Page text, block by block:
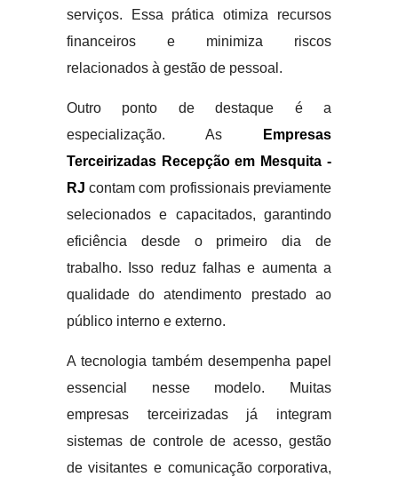
serviços. Essa prática otimiza recursos
financeiros e minimiza riscos
relacionados à gestão de pessoal.
Outro ponto de destaque é a
especialização. As
Empresas
Terceirizadas Recepção em Mesquita -
RJ contam com profissionais previamente
selecionados e capacitados, garantindo
eficiência desde o primeiro dia de
trabalho. Isso reduz falhas e aumenta a
qualidade do atendimento prestado ao
público interno e externo.
A tecnologia também desempenha papel
essencial nesse modelo. Muitas
empresas terceirizadas já integram
sistemas de controle de acesso, gestão
de visitantes e comunicação corporativa,